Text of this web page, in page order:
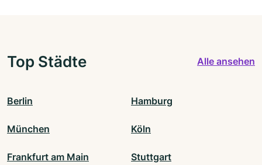
Top Städte Alle ansehen
Berlin Hamburg
München Köln
Frankfurt am Main Stuttgart